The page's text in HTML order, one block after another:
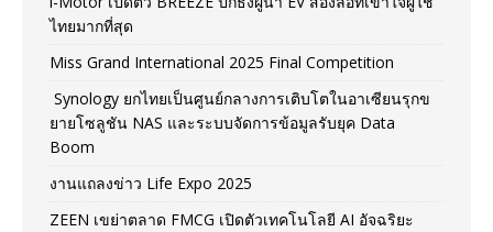
ไทยมากที่สุด
Miss Grand International 2025 Final Competition
Synology ยกไทยเป็นศูนย์กลางการเติบโตในอาเซียนรุกข
ยายโซลูชัน NAS และระบบจัดการข้อมูลรับยุค Data
Boom
งานแถลงข่าว Life Expo 2025
ZEEN เขย่าตลาด FMCG เปิดตัวเทคโนโลยี AI อัจฉริยะ